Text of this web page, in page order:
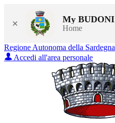
× My BUDONI
Home
Regione Autonoma della Sardegna
Accedi all'area personale